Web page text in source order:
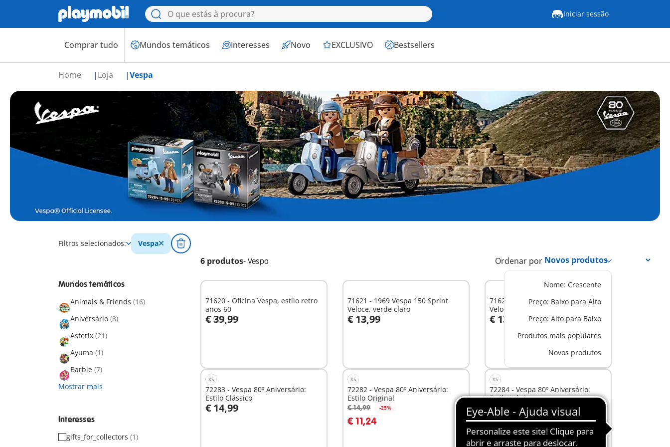
Iniciar sessão
Comprar tudo Mundos temáticos Interesses Novo EXCLUSIVO Bestsellers
Home Loja Vespa
Filtros selecionados: Vespa
6 produtos- Vespa Ordenar por
Nome: Crescente
Preço: Baixo para Alto
Preço: Alto para Baixo
Produtos mais populares
Novos produtos
Mundos temáticos
Animals & Friends (16)
Aniversário (8)
Asterix (21)
Ayuma (1)
Barbie (7)
Mostrar mais
Interesses
gifts_for_collectors (1)
71620 - Oficina Vespa, estilo retro
anos 60
€ 39,99
Ao carrinho
71621 - 1969 Vespa 150 Sprint
Veloce, verde claro
€ 13,99
Ao carrinho
71622 - 1969 Vespa 150 Sprint
Veloce, azul
€ 13,99
Ao carrinho
XS
72283 - Vespa 80º Aniversário:
Estilo Clássico
€ 14,99
Ao carrinho
XS
72282 - Vespa 80º Aniversário:
Estilo Original
€ 14,99 -25%
€ 11,24
XS
72284 - Vespa 80º Aniversário:
Estilo Icónico
€ 14,99
Não
disponível